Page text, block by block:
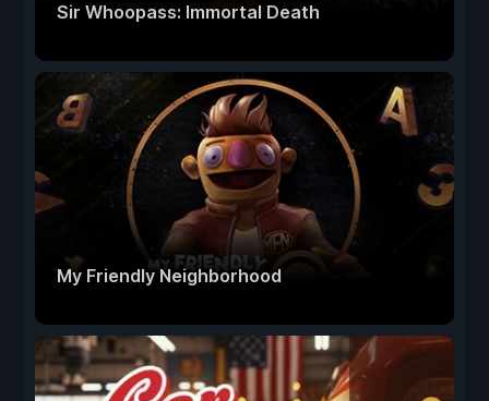
Sir Whoopass: Immortal Death
My Friendly Neighborhood